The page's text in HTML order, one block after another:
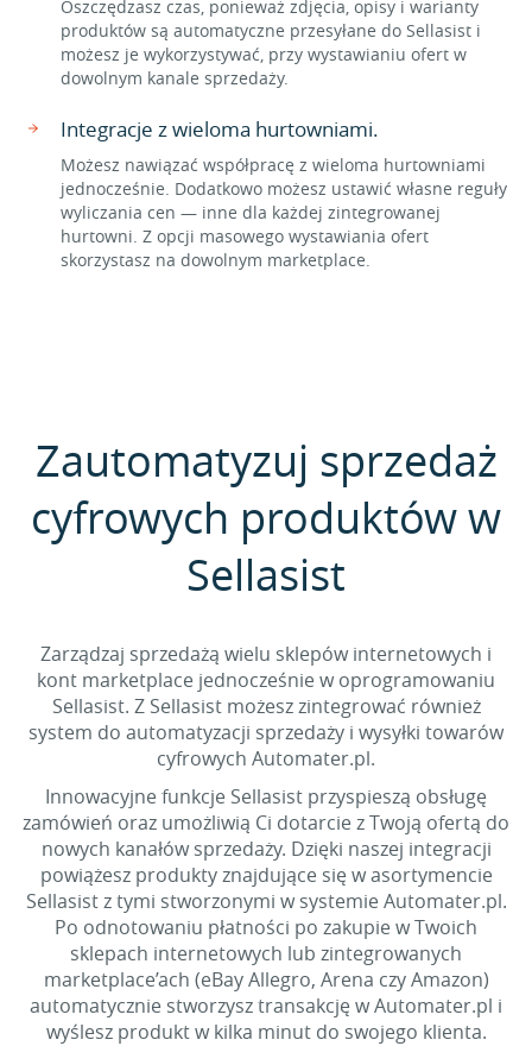
Oszczędzasz czas, ponieważ zdjęcia, opisy i warianty
produktów są automatyczne przesyłane do Sellasist i
możesz je wykorzystywać, przy wystawianiu ofert w
dowolnym kanale sprzedaży.
Integracje z wieloma hurtowniami.
Możesz nawiązać współpracę z wieloma hurtowniami
jednocześnie. Dodatkowo możesz ustawić własne reguły
wyliczania cen — inne dla każdej zintegrowanej
hurtowni. Z opcji masowego wystawiania ofert
skorzystasz na dowolnym marketplace.
Zautomatyzuj sprzedaż
cyfrowych produktów w
Sellasist
Zarządzaj sprzedażą wielu sklepów internetowych i
kont marketplace jednocześnie w oprogramowaniu
Sellasist. Z Sellasist możesz zintegrować również
system do automatyzacji sprzedaży i wysyłki towarów
cyfrowych Automater.pl.
Innowacyjne funkcje Sellasist przyspieszą obsługę
zamówień oraz umożliwią Ci dotarcie z Twoją ofertą do
nowych kanałów sprzedaży. Dzięki naszej integracji
powiążesz produkty znajdujące się w asortymencie
Sellasist z tymi stworzonymi w systemie Automater.pl.
Po odnotowaniu płatności po zakupie w Twoich
sklepach internetowych lub zintegrowanych
marketplace’ach (eBay Allegro, Arena czy Amazon)
automatycznie stworzysz transakcję w Automater.pl i
wyślesz produkt w kilka minut do swojego klienta.